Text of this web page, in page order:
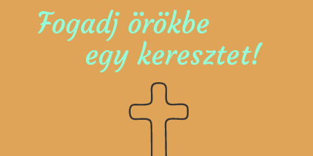
Fogadj örökbe
egy keresztet!